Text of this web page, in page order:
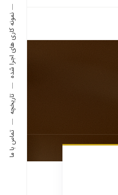
نمونه کاری های اجرا شده
تاریخچه
تماس با ما